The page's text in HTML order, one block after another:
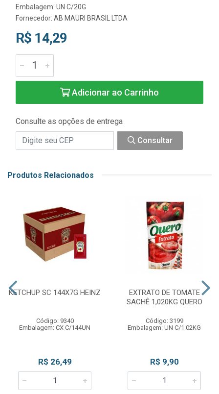
Embalagem: UN C/20G
Fornecedor: AB MAURI BRASIL LTDA
R$ 14,29
Adicionar ao Carrinho
Consulte as opções de entrega
Consultar
Produtos Relacionados
KETCHUP SC 144X7G HEINZ
Código: 9340
Embalagem: CX C/144UN
R$ 26,49
EXTRATO DE TOMATE
SACHÊ 1,020KG QUERO
Código: 3199
Embalagem: UN C/1.02KG
R$ 9,90